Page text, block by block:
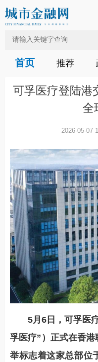
首页 推荐
可孚医疗登陆港
全
2026-05-07
5月6日，可孚医
孚医疗”）正式在香
举标志着这家总部位